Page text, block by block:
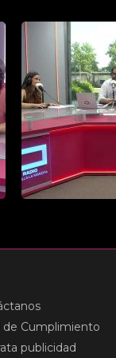
de Cumplimiento
publicidad